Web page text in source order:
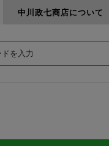
中川政七商店について